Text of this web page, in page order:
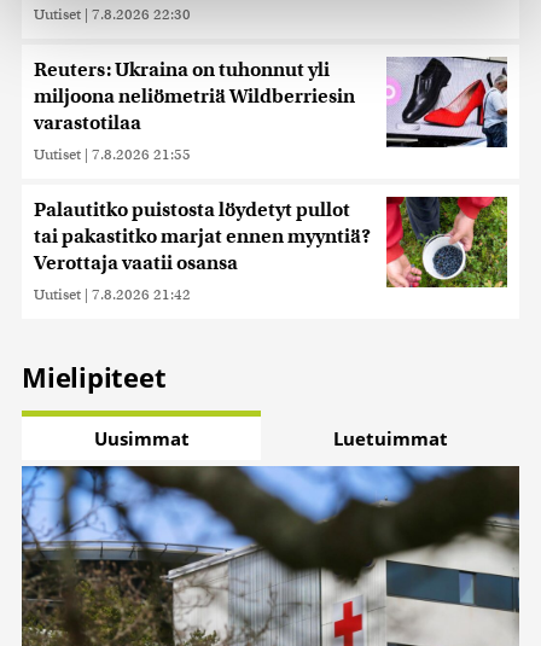
Käytämme evästeitä tarjoamamme sisällön ja mainosten
tukemiseen ja kävijämäärämme analysoimiseen. Lisäksi
jaamme sosiaalisen median, mainosalan ja analytiikka-
alan kumppaneillemme tietoja siitä, miten käytät
sivustoamme. Kumppanimme voivat yhdistää näitä
tietoja muihin tietoihin, joita olet antanut heille tai joita on
kerätty, kun olet käyttänyt heidän palvelujaan. Tietoja
saatetaan myös siirtää ulkomaille.
Uutiset | 7.8.2026 22:30
Reuters: Ukraina on tuhonnut yli
miljoona neliömetriä Wildberriesin
varastotilaa
Uutiset | 7.8.2026 21:55
Palautitko puistosta löydetyt pullot
tai pakastitko marjat ennen myyntiä?
Verottaja vaatii osansa
Uutiset | 7.8.2026 21:42
Mielipiteet
Uusimmat Luetuimmat